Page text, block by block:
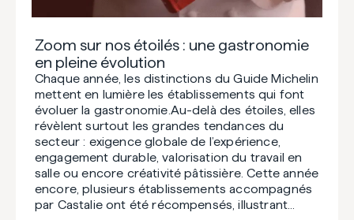
Zoom sur nos étoilés : une gastronomie
en pleine évolution
Chaque année, les distinctions du Guide Michelin
mettent en lumière les établissements qui font
évoluer la gastronomie.Au-delà des étoiles, elles
révèlent surtout les grandes tendances du
secteur : exigence globale de l’expérience,
engagement durable, valorisation du travail en
salle ou encore créativité pâtissière. Cette année
encore, plusieurs établissements accompagnés
par Castalie ont été récompensés, illustrant…